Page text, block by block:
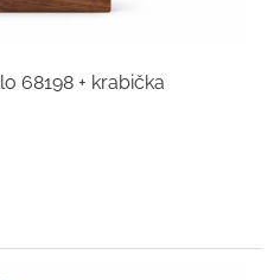
68198 + krabička